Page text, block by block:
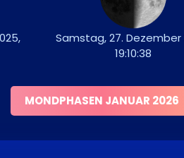
Samstag, 27. Dezember
19:10:38
MONDPHASEN JANUAR 2026